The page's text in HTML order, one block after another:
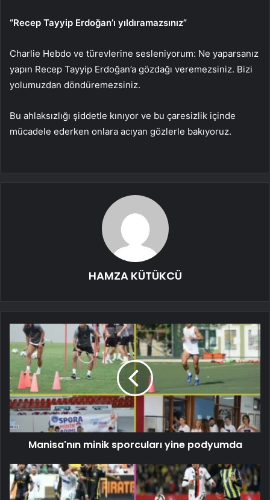
“Recep Tayyip Erdoğan’ı yıldıramazsınız”
Charlie Hebdo ve türevlerine sesleniyorum: Ne yaparsanız
yapın Recep Tayyip Erdoğan’a gözdağı veremezsiniz. Bizi
yolumuzdan döndüremezsiniz.
Bu ahlaksızlığı şiddetle kınıyor ve bu çaresizlik içinde
mücadele ederken onlara acıyan gözlerle bakıyoruz.
HAMZA KÜTÜKCÜ
Manisa'nın minik sporcuları yine podyumda